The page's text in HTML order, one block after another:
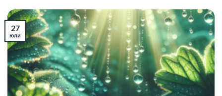
27
юли